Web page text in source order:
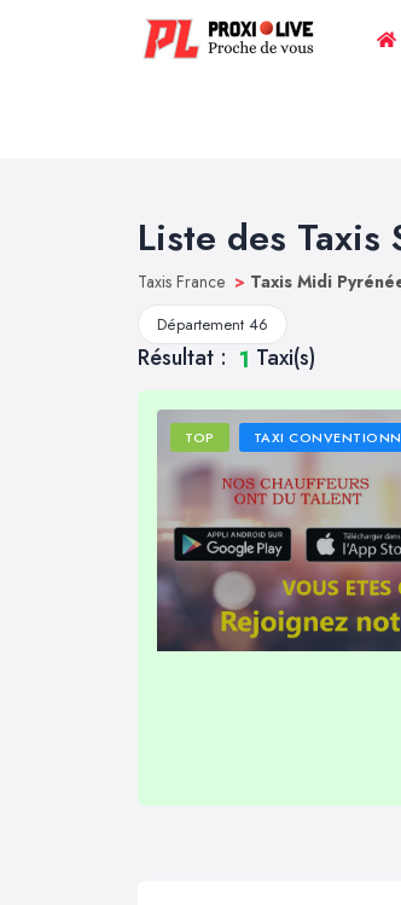
Liste des Taxis
Taxis France > Taxis Midi
Département 46
Résultat : 1 Taxi(s)
TOP TAXI